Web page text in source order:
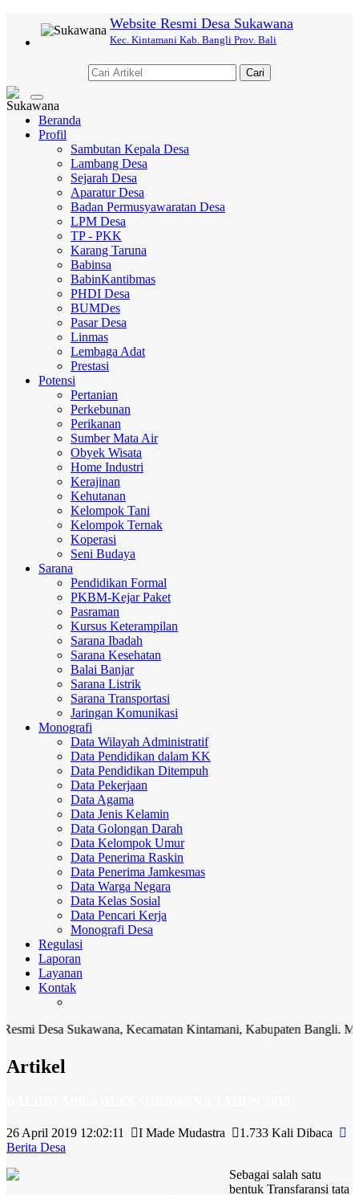
Website Resmi Desa Sukawana
Kec. Kintamani Kab. Bangli Prov. Bali
Cari
Toggle
navigation
Beranda
Profil
Sambutan Kepala Desa
Lambang Desa
Sejarah Desa
Aparatur Desa
Badan Permusyawaratan Desa
LPM Desa
TP - PKK
Karang Taruna
Babinsa
BabinKantibmas
PHDI Desa
BUMDes
Pasar Desa
Linmas
Lembaga Adat
Prestasi
Potensi
Pertanian
Perkebunan
Perikanan
Sumber Mata Air
Obyek Wisata
Home Industri
Kerajinan
Kehutanan
Kelompok Tani
Kelompok Ternak
Koperasi
Seni Budaya
Sarana
Pendidikan Formal
PKBM-Kejar Paket
Pasraman
Kursus Keterampilan
Sarana Ibadah
Sarana Kesehatan
Balai Banjar
Sarana Listrik
Sarana Transportasi
Jaringan Komunikasi
Monografi
Data Wilayah Administratif
Data Pendidikan dalam KK
Data Pendidikan Ditempuh
Data Pekerjaan
Data Agama
Data Jenis Kelamin
Data Golongan Darah
Data Kelompok Umur
Data Penerima Raskin
Data Penerima Jamkesmas
Data Warga Negara
Data Kelas Sosial
Data Pencari Kerja
Monografi Desa
Regulasi
Laporan
Layanan
Kontak
Sukawana, Kecamatan Kintamani, Kabupaten Bangli. Media
Artikel
26 April 2019 12:02:11 I Made Mudastra
1.733 Kali Dibaca
Berita Desa
Sebagai salah satu
bentuk Transfaransi tata